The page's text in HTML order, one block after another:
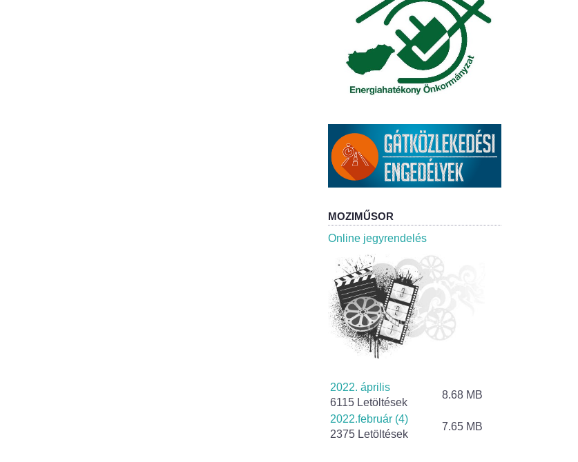
MOZIMŰSOR
Online jegyrendelés
2022. április
6115 Letöltések
8.68 MB
2022.február (4)
2375 Letöltések
7.65 MB